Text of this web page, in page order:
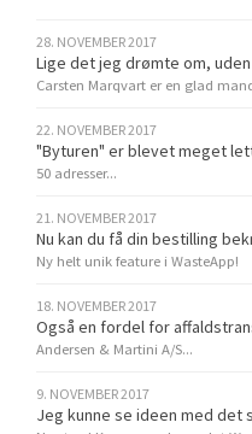
28. NOVEMBER 2017
Lige det jeg drømte om,
Carsten Marqvart er en glad
22. NOVEMBER 2017
"Byturen" er blevet meget
50 adresser...
21. NOVEMBER 2017
Nu kan du få din bestilling
Ny helt unik feature i WasteApp!
18. NOVEMBER 2017
Også en fordel for
Andersen & Martini A/S...
9. NOVEMBER 2017
Jeg kunne se ideen med det